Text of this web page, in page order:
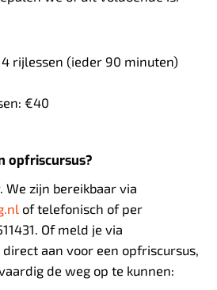
rijlessen (ieder 90 minuten)
€40
opfriscursus?
We zijn bereikbaar via
of telefonisch of per
Of meld je via
aan voor een opfriscursus,
de weg op te kunnen: